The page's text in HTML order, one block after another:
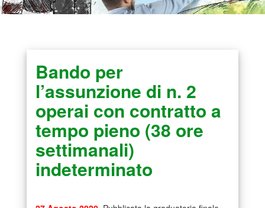
Bando per
l’assunzione di n. 2
operai con contratto a
tempo pieno (38 ore
settimanali)
indeterminato